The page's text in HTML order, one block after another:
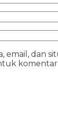
email, dan
komentar